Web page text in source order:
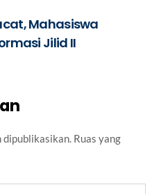
Mahasiswa
Jilid II
Ruas yang